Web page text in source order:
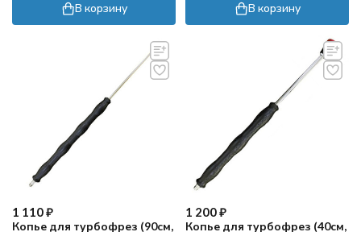
В корзину В корзину
1 110₽
Копье для турбофрез (90см,
1 200₽
Копье для турбофрез (40см,